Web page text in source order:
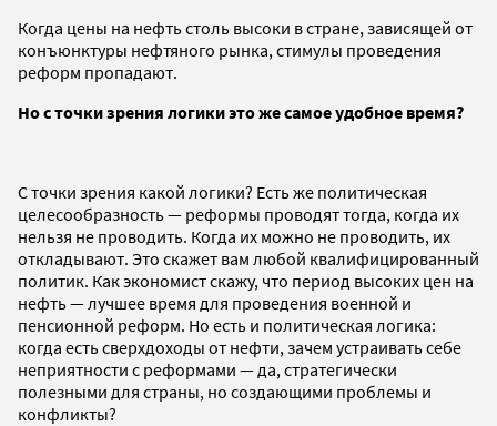
Когда цены на нефть столь высоки в стране, зависящей от
конъюнктуры нефтяного рынка, стимулы проведения
реформ пропадают.
Но с точки зрения логики это же самое удобное время?
С точки зрения какой логики? Есть же политическая
целесообразность — реформы проводят тогда, когда их
нельзя не проводить. Когда их можно не проводить, их
откладывают. Это скажет вам любой квалифицированный
политик. Как экономист скажу, что период высоких цен на
нефть — лучшее время для проведения военной и
пенсионной реформ. Но есть и политическая логика:
когда есть сверхдоходы от нефти, зачем устраивать себе
неприятности с реформами — да, стратегически
полезными для страны, но создающими проблемы и
конфликты?